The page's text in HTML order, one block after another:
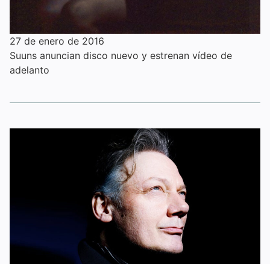
27 de enero de 2016
Suuns anuncian disco nuevo y estrenan vídeo de
adelanto